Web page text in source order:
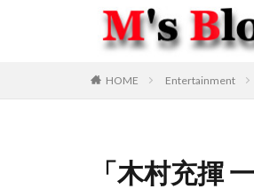
HOME Entertainment
「木村充揮